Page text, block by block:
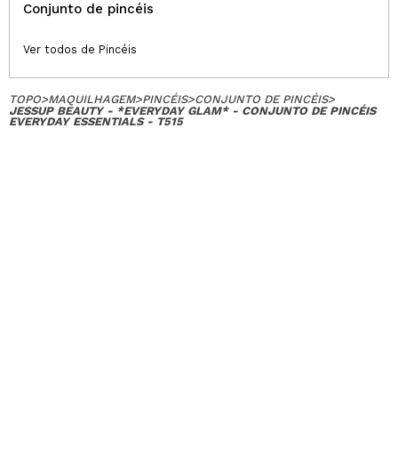
Conjunto de pincéis
Ver todos de Pincéis
TOPO>MAQUILHAGEM>PINCÉIS>CONJUNTO DE PINCÉIS>
JESSUP BEAUTY - *EVERYDAY GLAM* - CONJUNTO DE PINCÉIS
EVERYDAY ESSENTIALS - T515